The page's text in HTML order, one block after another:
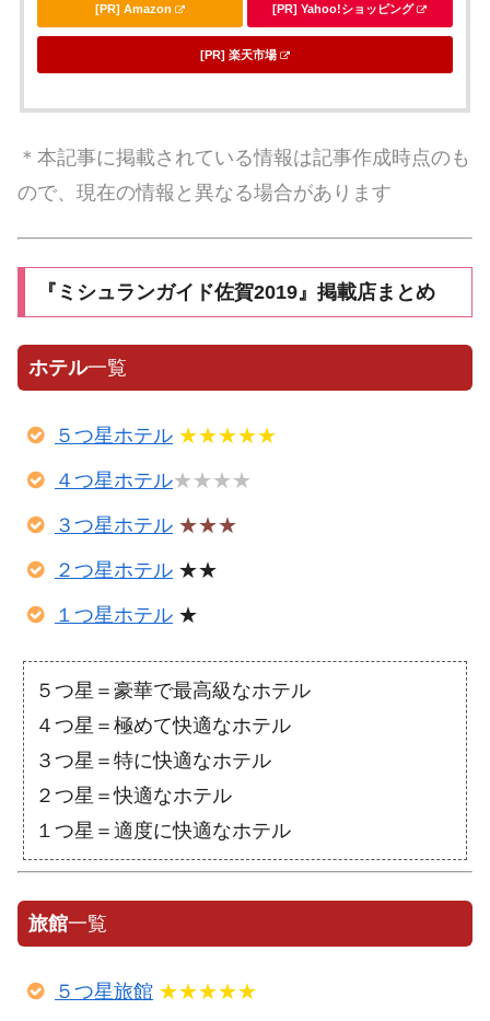
[PR] Amazon [PR] Yahoo!ショッピング
[PR] 楽天市場
＊本記事に掲載されている情報は記事作成時点のも
ので、現在の情報と異なる場合があります
『ミシュランガイド佐賀2019』掲載店まとめ
ホテル一覧
５つ星ホテル ★★★★★
４つ星ホテル★★★★
３つ星ホテル ★★★
２つ星ホテル ★★
１つ星ホテル ★
５つ星＝豪華で最高級なホテル
４つ星＝極めて快適なホテル
３つ星＝特に快適なホテル
２つ星＝快適なホテル
１つ星＝適度に快適なホテル
旅館一覧
５つ星旅館 ★★★★★